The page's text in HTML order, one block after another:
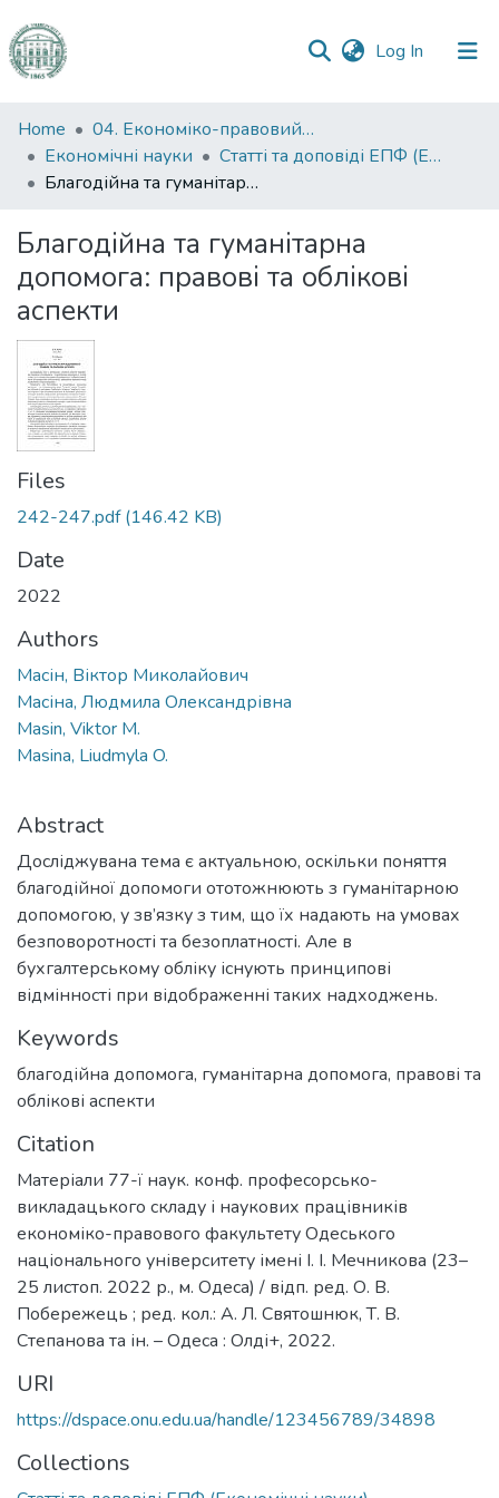
Log In (current)
Communities
&
Collections
Statistics
Home
04. Економіко-правовий факультет
Економічні науки
Статті та доповіді ЕПФ (Економічні науки)
Благодійна та гуманітарна допомога: правові та облікові аспекти
Благодійна та гуманітарна
допомога: правові та облікові
аспекти
Files
242-247.pdf(146.42 KB)
Date
2022
Authors
Масін, Віктор Миколайович
Масіна, Людмила Олександрівна
Masin, Viktor M.
Masina, Liudmyla O.
Abstract
Досліджувана тема є актуальною, оскільки поняття
благодійної допомоги ототожнюють з гуманітарною
допомогою, у зв’язку з тим, що їх надають на умовах
безповоротності та безоплатності. Але в
бухгалтерському обліку існують принципові
відмінності при відображенні таких надходжень.
Keywords
благодійна допомога, гуманітарна допомога, правові та
облікові аспекти
Citation
Матеріали 77-ї наук. конф. професорсько-
викладацького складу і наукових працівників
економіко-правового факультету Одеського
національного університету імені І. І. Мечникова (23–
25 листоп. 2022 р., м. Одеса) / відп. ред. О. В.
Побережець ; ред. кол.: А. Л. Святошнюк, Т. В.
Степанова та ін. – Одеса : Олді+, 2022.
URI
https://dspace.onu.edu.ua/handle/123456789/34898
Collections